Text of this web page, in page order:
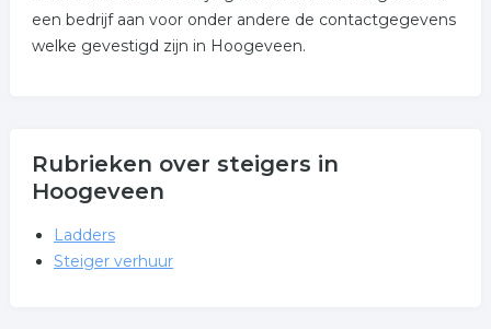
een bedrijf aan voor onder andere de contactgegevens
welke gevestigd zijn in Hoogeveen.
Rubrieken over steigers in
Hoogeveen
Ladders
Steiger verhuur